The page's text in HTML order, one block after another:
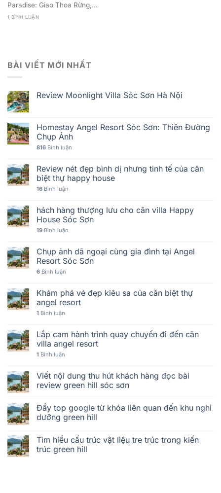
Paradise: Giao Thoa Rừng,...
1 BÌNH LUẬN
BÀI VIẾT MỚI NHẤT
Review Moonlight Villa Sóc Sơn Hà Nội
Homestay Angel Resort Sóc Sơn: Thiên Đường
Chụp Ảnh
816 Bình luận
Review nét đẹp bình dị nhưng tinh tế của căn
biệt thự happy house
16 Bình luận
hách hàng thượng lưu cho căn villa Happy
House Sóc Sơn
19 Bình luận
Chụp ảnh dã ngoại cùng gia đình tại Angel
Resort Sóc Sơn
6 Bình luận
Khám phá vẻ đẹp kiêu sa của căn biệt thự
angel resort
1 Bình luận
Lắp cam hành trình quay chuyến đi đến căn
villa angel resort
1 Bình luận
Viết nội dung thu hút khách hàng đọc bài
review green hill sóc sơn
Đẩy top google từ khóa liên quan đến khu nghỉ
dưỡng green hill
Tìm hiểu cấu trúc vật liệu tre trúc trong kiến
trúc green hill